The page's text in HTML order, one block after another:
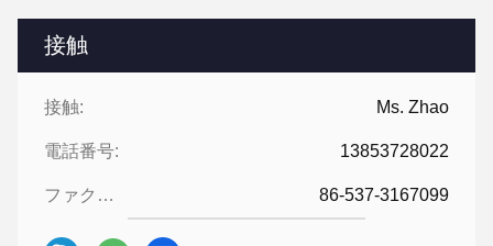
接触
接触: Ms. Zhao
電話番号: 13853728022
ファクシミリ: 86-537-3167099